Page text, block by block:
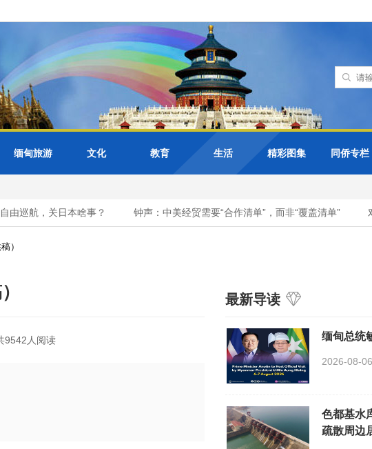
缅甸旅游 文化 教育 生活 精彩图集 同侨专栏
巡航，关日本啥事？ 钟声：中美经贸需要“合作清单”，而非“覆盖清单”
）
9542人阅读
最新导读
缅甸总统
2026-08-
色都基水
疏散周边